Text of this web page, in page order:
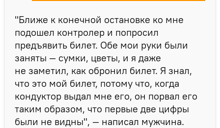
"Ближе к конечной остановке ко мне
подошел контролер и попросил
предъявить билет. Обе мои руки были
заняты — сумки, цветы, и я даже
не заметил, как обронил билет. Я знал,
что это мой билет, потому что, когда
кондуктор выдал мне его, он порвал его
таким образом, что первые две цифры
были не видны", — написал мужчина.